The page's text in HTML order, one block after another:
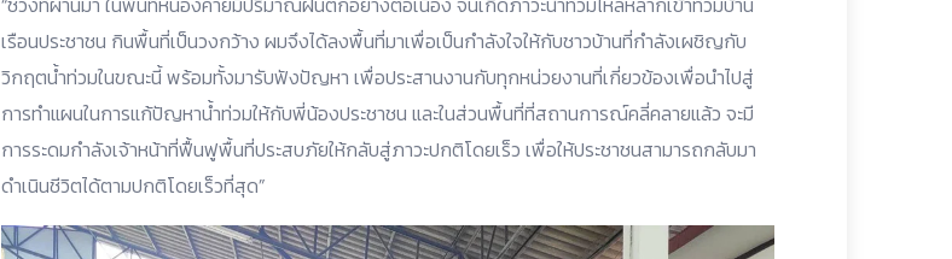
“ช่วงที่ผ่านมา ในพื้นที่หนองคายมีปริมาณฝนตกอย่างต่อเนื่อง จนเกิดภาวะน้ำท่วมไหลหลากเข้าท่วมบ้าน
เรือนประชาชน กินพื้นที่เป็นวงกว้าง ผมจึงได้ลงพื้นที่มาเพื่อเป็นกำลังใจให้กับชาวบ้านที่กำลังเผชิญกับ
วิกฤตน้ำท่วมในขณะนี้ พร้อมทั้งมารับฟังปัญหา เพื่อประสานงานกับทุกหน่วยงานที่เกี่ยวข้องเพื่อนำไปสู่
การทำแผนในการแก้ปัญหาน้ำท่วมให้กับพี่น้องประชาชน และในส่วนพื้นที่ที่สถานการณ์คลี่คลายแล้ว จะมี
การระดมกำลังเจ้าหน้าที่ฟื้นฟูพื้นที่ประสบภัยให้กลับสู่ภาวะปกติโดยเร็ว เพื่อให้ประชาชนสามารถกลับมา
ดำเนินชีวิตได้ตามปกติโดยเร็วที่สุด”